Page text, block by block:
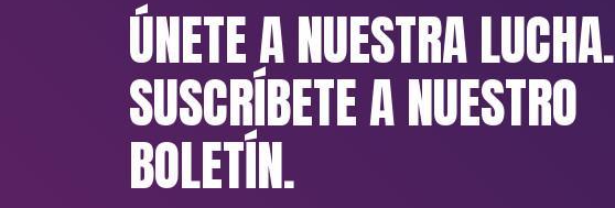
ÚNETE A NUESTRA LUCHA.
SUSCRÍBETE A NUESTRO
BOLETÍN.